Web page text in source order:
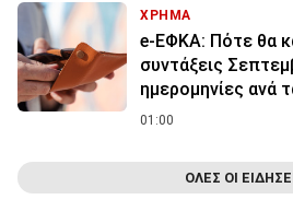
ΧΡΗΜΑ
e-ΕΦΚΑ: Πότε θα
συντάξεις
ημερομηνίες ανά
01:00
ΟΛΕΣ ΟΙ